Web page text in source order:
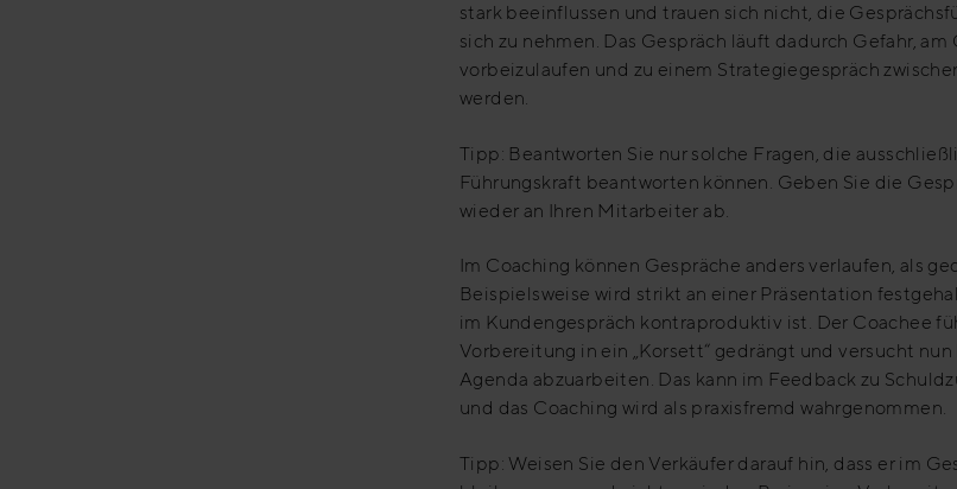
stark beeinflussen und trauen sich nicht, die
sich zu nehmen. Das Gespräch läuft dadurch Gefahr, am
vorbeizulaufen und zu einem Strategiegespräch
werden.
Tipp: Beantworten Sie nur solche Fragen, die
Führungskraft beantworten können. Geben Sie die
wieder an Ihren Mitarbeiter ab.
Im Coaching können Gespräche anders verlaufen, als
Beispielsweise wird strikt an einer Präsentation
im Kundengespräch kontraproduktiv ist. Der Coachee
Vorbereitung in ein „Korsett“ gedrängt und versucht
Agenda abzuarbeiten. Das kann im Feedback zu
und das Coaching wird als praxisfremd wahrgenommen.
Tipp: Weisen Sie den Verkäufer darauf hin, dass er im